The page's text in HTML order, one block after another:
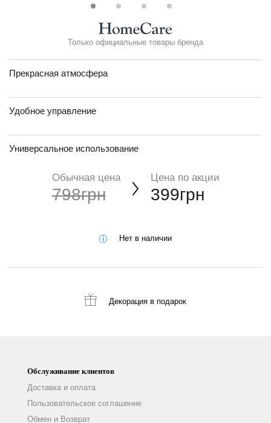
Только официальные товары бренда
Прекрасная атмосфера
Удобное управление
Универсальное использование
Обычная цена
798грн
Цена по акции
399грн
Нет в наличии
Декорация в подарок
Обслуживание клиентов
Доставка и оплата
Пользовательское соглашение
Обмен и Возврат